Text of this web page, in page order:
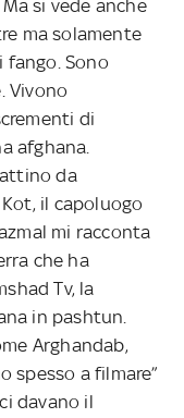
si vede anche
ma solamente
Sono
Vivono
di
afghana.
da
Kot, il capoluogo
mi racconta
che ha
Tv, la
in pashtun.
Arghandab,
spesso a filmare”
davano il